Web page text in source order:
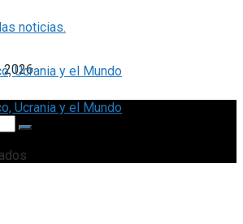
noticias.
2026